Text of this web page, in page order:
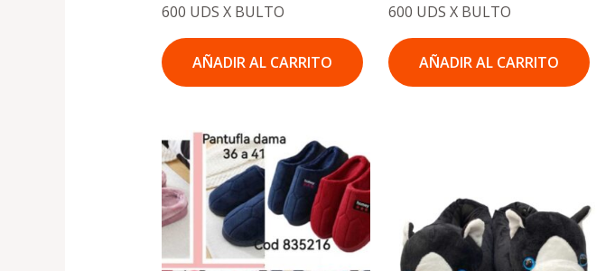
600 UDS X BULTO
AÑADIR AL CARRITO
600 UDS X BULTO
AÑADIR AL CARRITO